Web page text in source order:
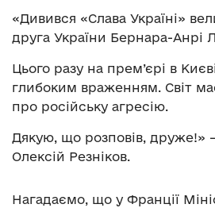
«Дивився «Слава Україні»
друга України Бернара-Анрі
Цього разу на прем’єрі в
глибоким враженням. Світ
про російську агресію.
Дякую, що розповів, друже!»
Олексій Резніков.
Нагадаємо, що у Франції